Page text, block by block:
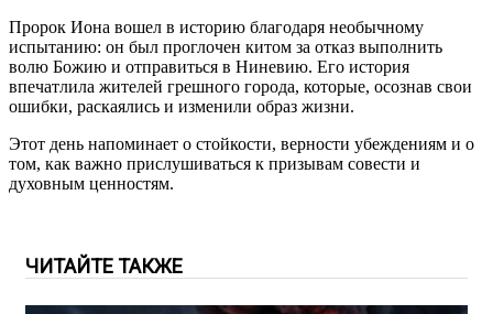
Пророк Иона вошел в историю благодаря необычному
испытанию: он был проглочен китом за отказ выполнить
волю Божию и отправиться в Ниневию. Его история
впечатлила жителей грешного города, которые, осознав свои
ошибки, раскаялись и изменили образ жизни.
Этот день напоминает о стойкости, верности убеждениям и о
том, как важно прислушиваться к призывам совести и
духовным ценностям.
ЧИТАЙТЕ ТАКЖЕ